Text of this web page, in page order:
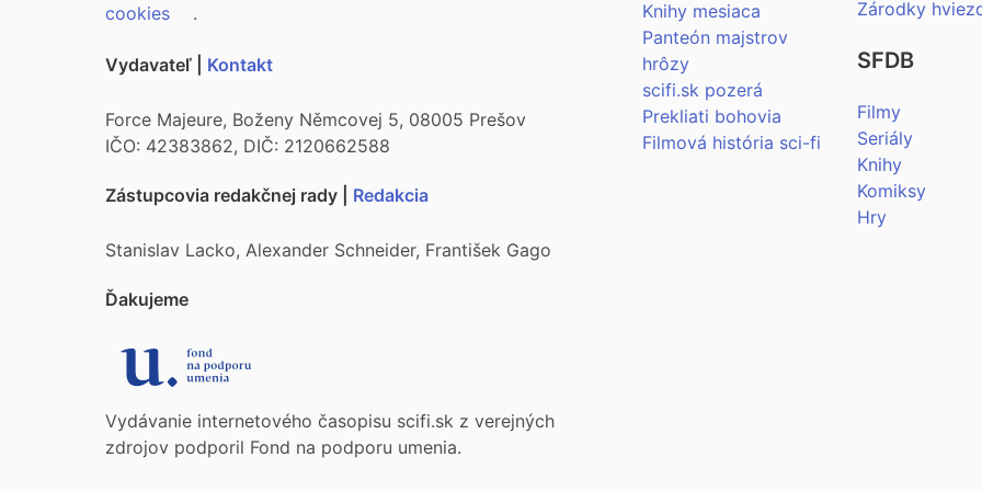
cookies .
Vydavateľ | Kontakt
Force Majeure, Boženy Němcovej 5, 08005 Prešov
IČO: 42383862, DIČ: 2120662588
Zástupcovia redakčnej rady | Redakcia
Stanislav Lacko, Alexander Schneider, František Gago
Ďakujeme
Vydávanie internetového časopisu scifi.sk z verejných
zdrojov podporil Fond na podporu umenia.
Knihy mesiaca
Panteón majstrov
hrôzy
scifi.sk pozerá
Prekliati bohovia
Filmová história sci-fi
Zárodky
SFDB
Filmy
Seriály
Knihy
Komiksy
Hry